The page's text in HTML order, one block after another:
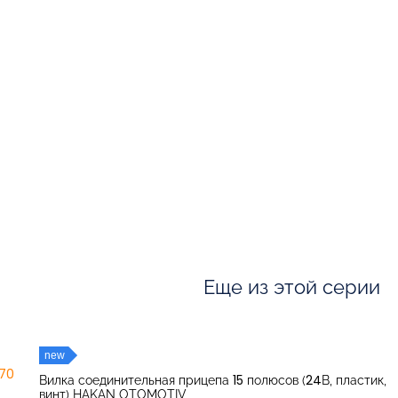
Еще из этой серии
new
Вилка соединительная прицепа 15 полюсов (24В, пластик,
винт) HAKAN OTOMOTIV